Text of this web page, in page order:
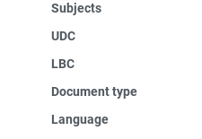
Subjects
UDC
LBC
Document type
Language